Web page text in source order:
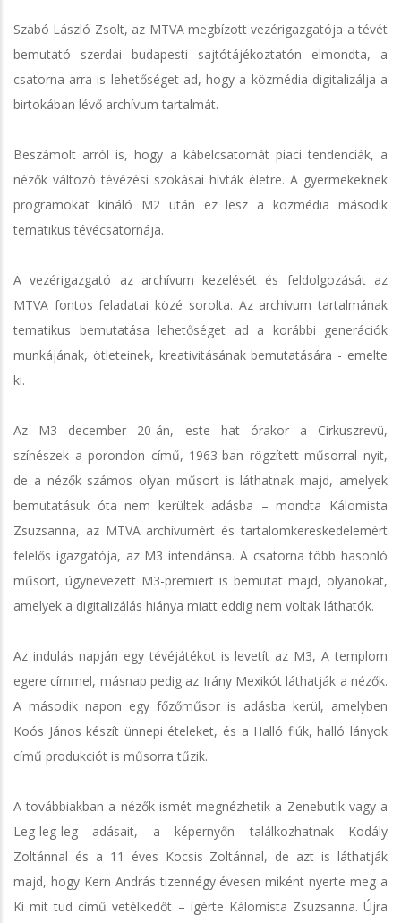
Szabó László Zsolt, az MTVA megbízott vezérigazgatója a tévét
bemutató szerdai budapesti sajtótájékoztatón elmondta, a
csatorna arra is lehetőséget ad, hogy a közmédia digitalizálja a
birtokában lévő archívum tartalmát.
Beszámolt arról is, hogy a kábelcsatornát piaci tendenciák, a
nézők változó tévézési szokásai hívták életre. A gyermekeknek
programokat kínáló M2 után ez lesz a közmédia második
tematikus tévécsatornája.
A vezérigazgató az archívum kezelését és feldolgozását az
MTVA fontos feladatai közé sorolta. Az archívum tartalmának
tematikus bemutatása lehetőséget ad a korábbi generációk
munkájának, ötleteinek, kreativitásának bemutatására - emelte
ki.
Az M3 december 20-án, este hat órakor a Cirkuszrevü,
színészek a porondon című, 1963-ban rögzített műsorral nyit,
de a nézők számos olyan műsort is láthatnak majd, amelyek
bemutatásuk óta nem kerültek adásba – mondta Kálomista
Zsuzsanna, az MTVA archívumért és tartalomkereskedelemért
felelős igazgatója, az M3 intendánsa. A csatorna több hasonló
műsort, úgynevezett M3-premiert is bemutat majd, olyanokat,
amelyek a digitalizálás hiánya miatt eddig nem voltak láthatók.
Az indulás napján egy tévéjátékot is levetít az M3, A templom
egere címmel, másnap pedig az Irány Mexikót láthatják a nézők.
A második napon egy főzőműsor is adásba kerül, amelyben
Koós János készít ünnepi ételeket, és a Halló fiúk, halló lányok
című produkciót is műsorra tűzik.
A továbbiakban a nézők ismét megnézhetik a Zenebutik vagy a
Leg-leg-leg adásait, a képernyőn találkozhatnak Kodály
Zoltánnal és a 11 éves Kocsis Zoltánnal, de azt is láthatják
majd, hogy Kern András tizennégy évesen miként nyerte meg a
Ki mit tud című vetélkedőt – ígérte Kálomista Zsuzsanna. Újra